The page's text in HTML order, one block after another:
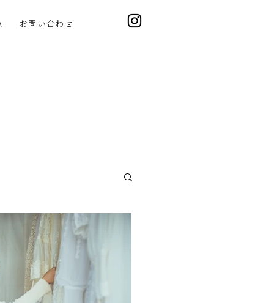
お問い合わせ